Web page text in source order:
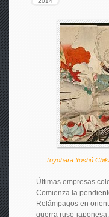
Toyohara Yoshú
Últimas empresas
Comienza la
Relámpagos en
guerra ruso-japonesa.